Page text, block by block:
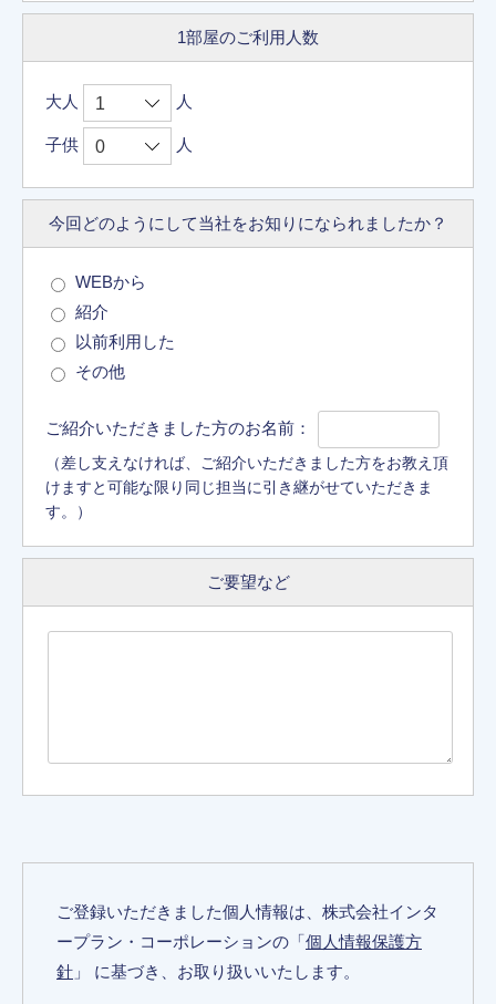
1部屋のご利用人数
大人 人
子供 人
今回どのようにして当社をお知りになられましたか？
WEBから
紹介
以前利用した
その他
ご紹介いただきました方のお名前：
（差し支えなければ、ご紹介いただきました方をお教え頂
けますと可能な限り同じ担当に引き継がせていただきま
す。）
ご要望など
ご登録いただきました個人情報は、株式会社インタ
ープラン・コーポレーションの「個人情報保護方
針 」 に基づき、お取り扱いいたします。